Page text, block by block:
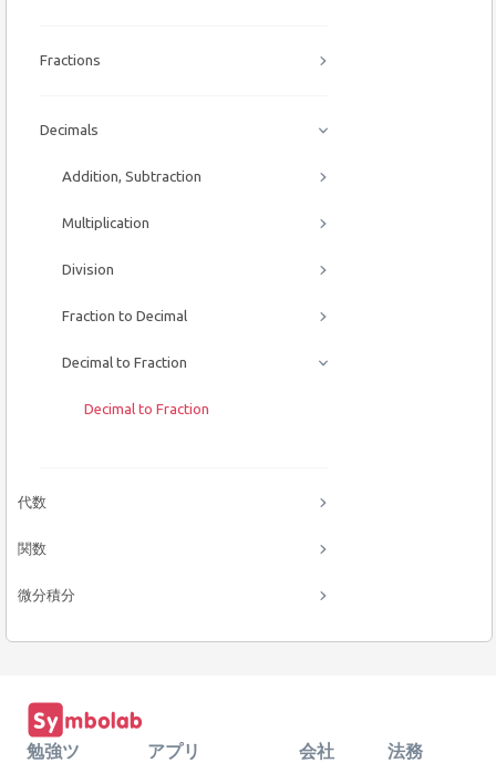
Fractions
Decimals
Addition, Subtraction
Multiplication
Division
Fraction to Decimal
Decimal to Fraction
Decimal to Fraction
代数
関数
微分積分
勉強ツ
アプリ
会社
法務